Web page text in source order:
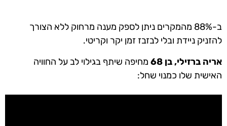
ב-88% מהמקרים ניתן לספק מענה מרחוק ללא הצורך
להזניק ניידת ובלי לבזבז זמן יקר וקריטי.
אריה ברזילי, בן 68
מחיפה שיתף בגילוי לב על החוויה
האישית שלו כמנוי שחל: